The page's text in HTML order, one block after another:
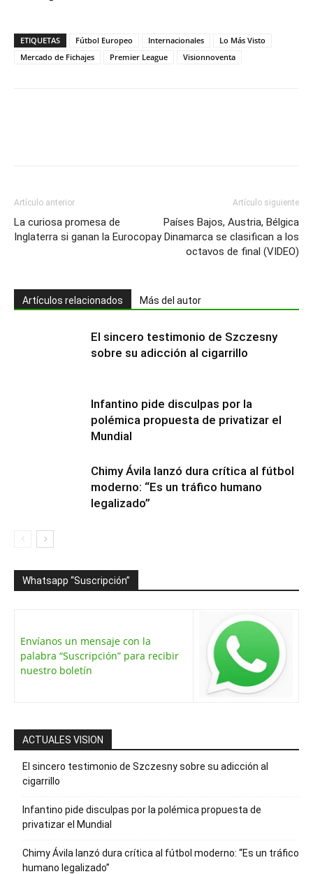
ETIQUETAS Fútbol Europeo Internacionales
Lo Más Visto
Mercado de Fichajes
Premier League Visionnoventa
Artículo anterior
La curiosa promesa de
Inglaterra si ganan la Eurocopa
Artículo siguiente
Países Bajos, Austria, Bélgica
y Dinamarca se clasifican a los
octavos de final (VIDEO)
Artículos relacionados Más del autor
El sincero testimonio de Szczesny
sobre su adicción al cigarrillo
Infantino pide disculpas por la
polémica propuesta de privatizar el
Mundial
Chimy Ávila lanzó dura crítica al fútbol
moderno: “Es un tráfico humano
legalizado”
Whatsapp “Suscripción”
Envíanos un mensaje con la
palabra “Suscripción” para recibir
nuestro boletín
ACTUALES VISION
El sincero testimonio de Szczesny sobre su adicción al
cigarrillo
Infantino pide disculpas por la polémica propuesta de
privatizar el Mundial
Chimy Ávila lanzó dura crítica al fútbol moderno: “Es un tráfico
humano legalizado”